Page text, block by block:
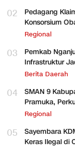
02
Pedagang
Konsorsium
Regional
03
Pemkab
Infrastruktur
Berita Daerah
04
SMAN 9
Pramuka,
Regional
05
Sayembara
Keras Ilegal di